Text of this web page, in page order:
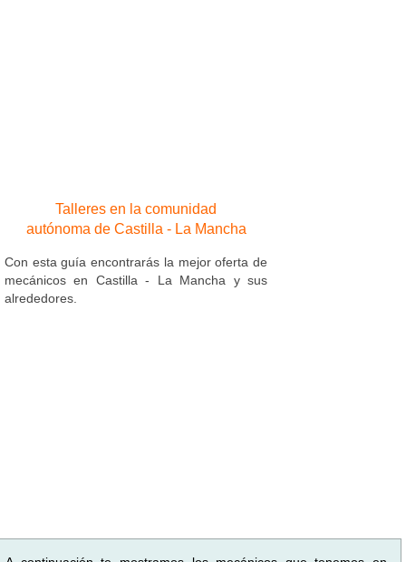
Talleres en la comunidad
autónoma de Castilla - La Mancha
Con esta guía encontrarás la mejor oferta de
mecánicos en Castilla - La Mancha y sus
alrededores.